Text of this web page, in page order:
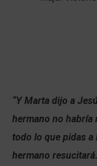
“Y Marta dijo a
hermano no habría
todo lo que pidas a
hermano